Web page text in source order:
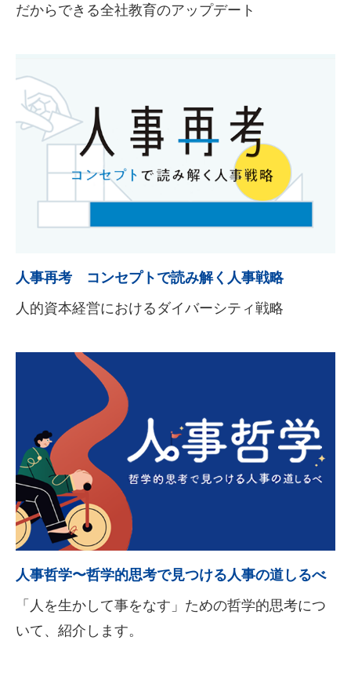
だからできる全社教育のアップデート
人事再考 コンセプトで読み解く人事戦略
人的資本経営におけるダイバーシティ戦略
人事哲学〜哲学的思考で見つける人事の道しるべ
「人を生かして事をなす」ための哲学的思考につ
いて、紹介します。